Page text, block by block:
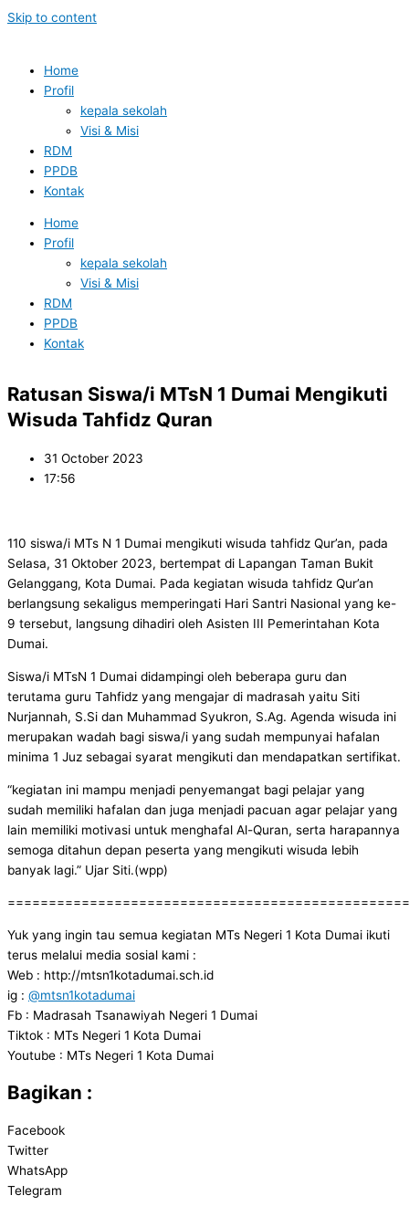
Skip to content
Home
Profil
kepala sekolah
Visi & Misi
RDM
PPDB
Kontak
Home
Profil
kepala sekolah
Visi & Misi
RDM
PPDB
Kontak
Ratusan Siswa/i MTsN 1 Dumai Mengikuti
Wisuda Tahfidz Quran
31 October 2023
17:56
110 siswa/i MTs N 1 Dumai mengikuti wisuda tahfidz Qur’an, pada
Selasa, 31 Oktober 2023, bertempat di Lapangan Taman Bukit
Gelanggang, Kota Dumai. Pada kegiatan wisuda tahfidz Qur’an
berlangsung sekaligus memperingati Hari Santri Nasional yang ke-
9 tersebut, langsung dihadiri oleh Asisten III Pemerintahan Kota
Dumai.
Siswa/i MTsN 1 Dumai didampingi oleh beberapa guru dan
terutama guru Tahfidz yang mengajar di madrasah yaitu Siti
Nurjannah, S.Si dan Muhammad Syukron, S.Ag. Agenda wisuda ini
merupakan wadah bagi siswa/i yang sudah mempunyai hafalan
minima 1 Juz sebagai syarat mengikuti dan mendapatkan sertifikat.
“kegiatan ini mampu menjadi penyemangat bagi pelajar yang
sudah memiliki hafalan dan juga menjadi pacuan agar pelajar yang
lain memiliki motivasi untuk menghafal Al-Quran, serta harapannya
semoga ditahun depan peserta yang mengikuti wisuda lebih
banyak lagi.” Ujar Siti.(wpp)
Yuk yang ingin tau semua kegiatan MTs Negeri 1 Kota Dumai ikuti
terus melalui media sosial kami :
Web : http://mtsn1kotadumai.sch.id
ig : @mtsn1kotadumai
Fb : Madrasah Tsanawiyah Negeri 1 Dumai
Tiktok : MTs Negeri 1 Kota Dumai
Youtube : MTs Negeri 1 Kota Dumai
Bagikan :
Facebook
Twitter
WhatsApp
Telegram